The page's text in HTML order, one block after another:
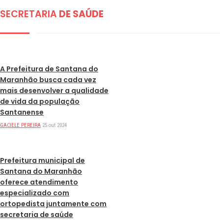
SECRETARIA DE SAÚDE
A Prefeitura de Santana do
Maranhão busca cada vez
mais desenvolver a qualidade
de vida da população
Santanense
GACIELE PEREIRA 25 out 2024
Prefeitura municipal de
Santana do Maranhão
oferece atendimento
especializado com
ortopedista juntamente com
secretaria de saúde